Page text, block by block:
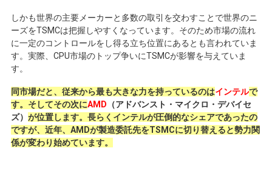
しかも世界の主要メーカーと多数の取引を交わすことで世界のニ
ーズをTSMCは把握しやすくなっています。そのため市場の流れ
に一定のコントロールをし得る立ち位置にあるとも言われていま
す。実際、 CPU市場のトップ争いにTSMCが影響を与えていま
す。
同市場だと、従来から最も大きな力を持っているのはインテルで
す。そしてその次にAMD （アドバンスト・マイクロ・デバイセ
ズ） が位置します。長らくインテルが圧倒的なシェアであったの
ですが、近年、AMDが製造委託先をTSMCに切り替えると勢力関
係が変わり始めています。